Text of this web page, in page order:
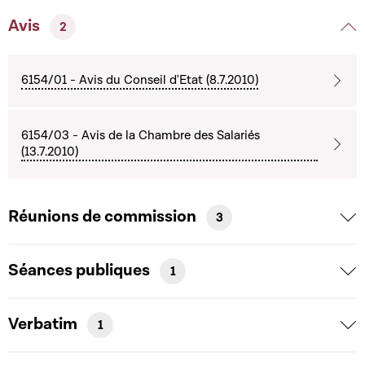
Avis 2
6154/01 - Avis du Conseil d'Etat (8.7.2010)
6154/03 - Avis de la Chambre des Salariés
(13.7.2010)
Réunions de commission 3
Séances publiques 1
Verbatim 1